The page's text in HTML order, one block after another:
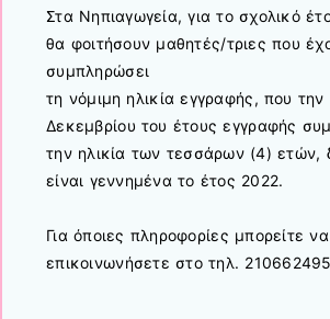
Στα Νηπιαγωγεία, για το σχολικό
θα φοιτήσουν μαθητές/τριες που
συμπληρώσει
τη νόμιμη ηλικία εγγραφής, που την
Δεκεμβρίου του έτους εγγραφής
την ηλικία των τεσσάρων (4) ετών,
είναι γεννημένα το έτος 2022.
Για όποιες πληροφορίες μπορείτε να
επικοινωνήσετε στο τηλ.